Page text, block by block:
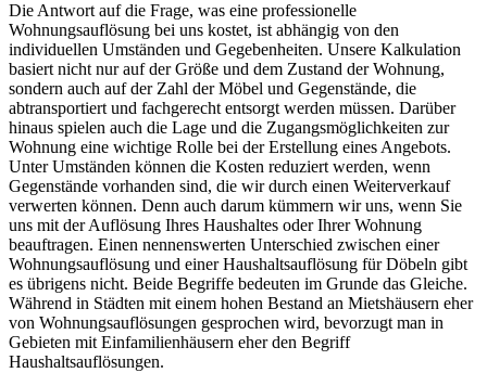
Die Antwort auf die Frage, was eine professionelle
Wohnungsauflösung bei uns kostet, ist abhängig von den
individuellen Umständen und Gegebenheiten. Unsere Kalkulation
basiert nicht nur auf der Größe und dem Zustand der Wohnung,
sondern auch auf der Zahl der Möbel und Gegenstände, die
abtransportiert und fachgerecht entsorgt werden müssen. Darüber
hinaus spielen auch die Lage und die Zugangsmöglichkeiten zur
Wohnung eine wichtige Rolle bei der Erstellung eines Angebots.
Unter Umständen können die Kosten reduziert werden, wenn
Gegenstände vorhanden sind, die wir durch einen Weiterverkauf
verwerten können. Denn auch darum kümmern wir uns, wenn Sie
uns mit der Auflösung Ihres Haushaltes oder Ihrer Wohnung
beauftragen. Einen nennenswerten Unterschied zwischen einer
Wohnungsauflösung und einer Haushaltsauflösung für Döbeln gibt
es übrigens nicht. Beide Begriffe bedeuten im Grunde das Gleiche.
Während in Städten mit einem hohen Bestand an Mietshäusern eher
von Wohnungsauflösungen gesprochen wird, bevorzugt man in
Gebieten mit Einfamilienhäusern eher den Begriff
Haushaltsauflösungen.